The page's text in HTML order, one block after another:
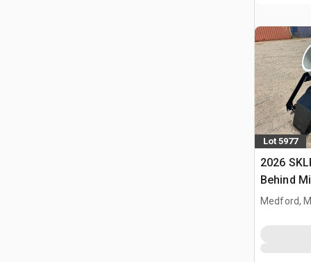
Lot 5977
2026
Behind
betonu
Medford,